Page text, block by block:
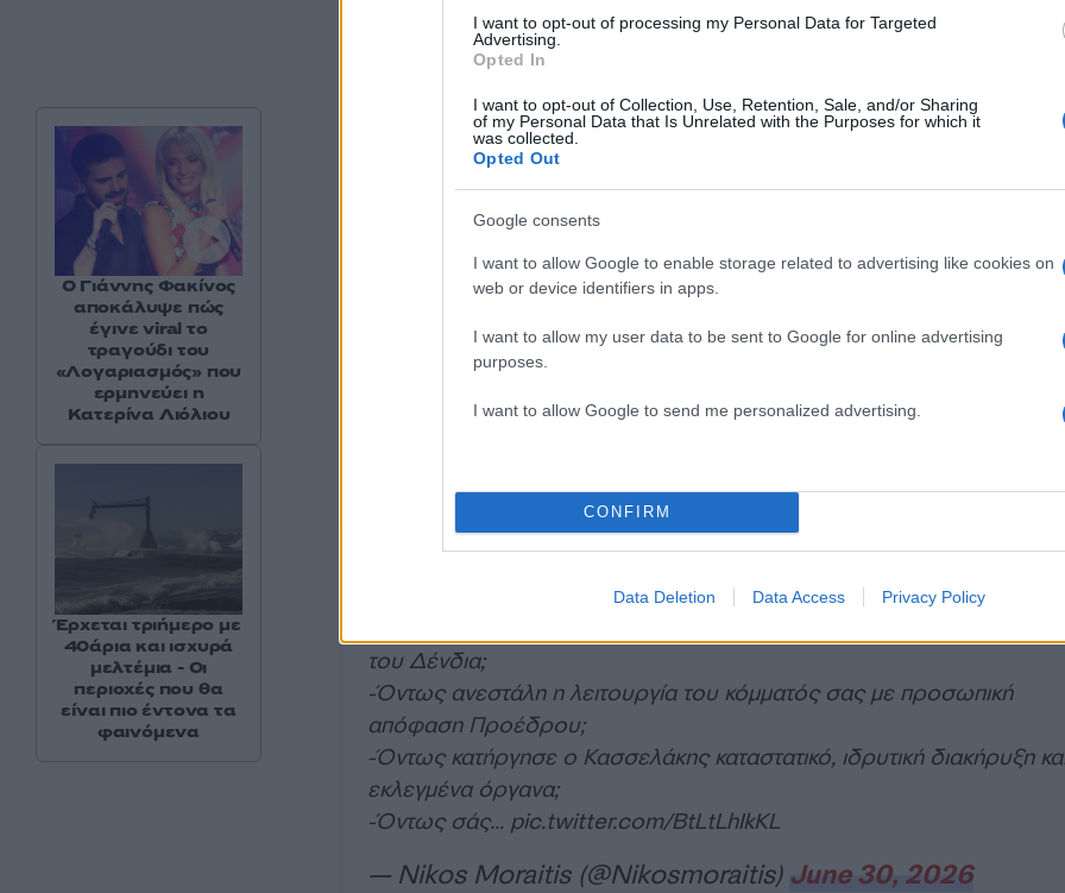
I want to opt-out of processing my Personal Data for Targeted
Advertising.
Opted In
I want to opt-out of Collection, Use, Retention, Sale, and/or Sharing
of my Personal Data that Is Unrelated with the Purposes for which it
was collected.
Opted Out
Google consents
I want to allow Google to enable storage related to advertising like cookies on
web or device identifiers in apps.
I want to allow my user data to be sent to Google for online advertising
purposes.
I want to allow Google to send me personalized advertising.
CONFIRM
Data Deletion Data Access Privacy Policy
του Δένδια;
-Όντως ανεστάλη η λειτουργία του κόμματός σας με προσωπική
απόφαση Προέδρου;
-Όντως κατήργησε ο Κασσελάκης καταστατικό, ιδρυτική διακήρυξη
εκλεγμένα όργανα;
-Όντως σάς… pic.twitter.com/BtLtLhIkKL
— Nikos Moraitis (@Nikosmoraitis) June 30, 2026
Ο Γιάννης Φακίνος
αποκάλυψε πώς
έγινε viral το
τραγούδι του
«Λογαριασμός» που
ερμηνεύει η
Κατερίνα Λιόλιου
Έρχεται τριήμερο με
40άρια και ισχυρά
μελτέμια - Οι
περιοχές που θα
είναι πιο έντονα τα
φαινόμενα